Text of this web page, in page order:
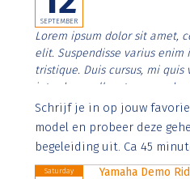
SEPTEMBER
Lorem ipsum dolor sit amet,
elit. Suspendisse varius enim
tristique. Duis cursus, mi
interdum nulla, ut commodo
Aenean faucibus nibh et justo
imperdiet. Nunc ut sem vitae
Schrijf je in op jouw
model en probeer deze
begeleiding uit. Ca 45
Saturday
Yamaha Demo